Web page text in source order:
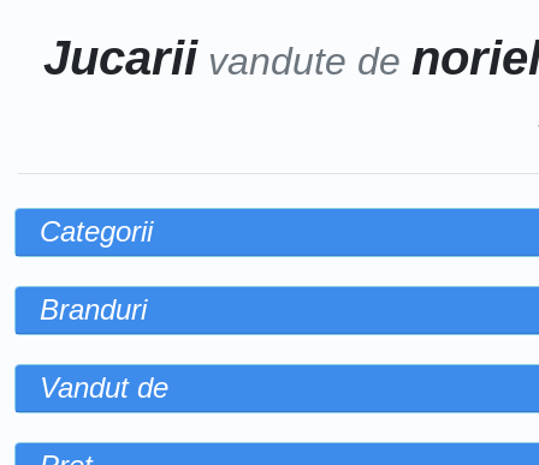
Jucarii vandute de
Categorii
Branduri
Vandut de